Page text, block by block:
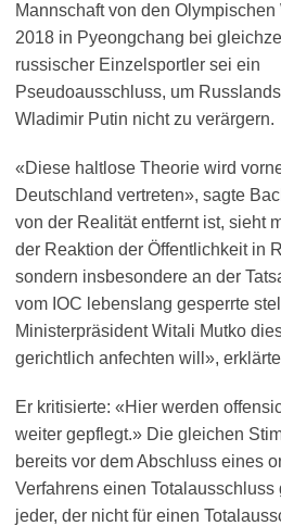
Mannschaft von den
2018 in Pyeongchang bei
russischer Einzelsportler sei ein
Pseudoausschluss, um
Wladimir Putin nicht zu verärgern.
«Diese haltlose Theorie wird
Deutschland vertreten», sagte
von der Realität entfernt ist, sieht
der Reaktion der Öffentlichkeit in
sondern insbesondere an der
vom IOC lebenslang gesperrte
Ministerpräsident Witali Mutko
gerichtlich anfechten will»,
Er kritisierte: «Hier werden
weiter gepflegt.» Die gleichen
bereits vor dem Abschluss eines
Verfahrens einen Totalausschluss
jeder, der nicht für einen